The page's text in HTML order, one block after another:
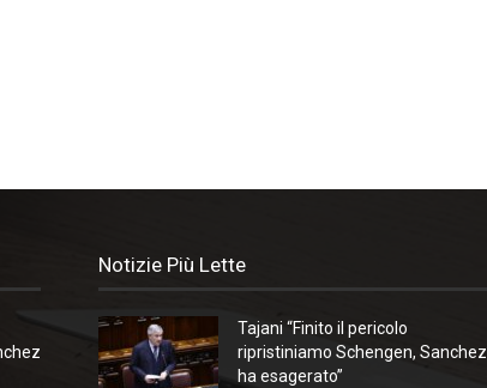
Notizie Più Lette
Tajani “Finito il pericolo
ripristiniamo Schengen, Sanchez
ha esagerato”